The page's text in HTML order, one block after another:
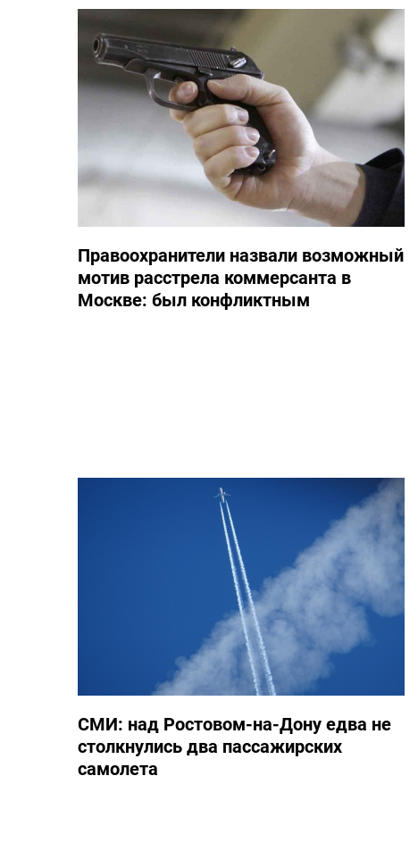
Правоохранители назвали возможный
мотив расстрела коммерсанта в
Москве: был конфликтным
СМИ: над Ростовом-на-Дону едва не
столкнулись два пассажирских
самолета